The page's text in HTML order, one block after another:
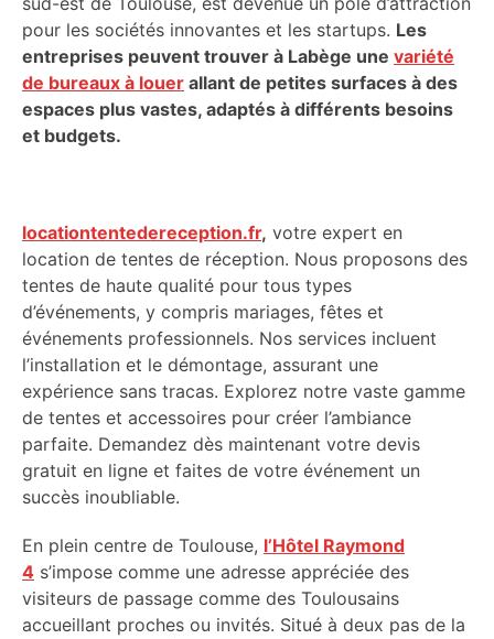
pour les sociétés innovantes et les startups. Les
entreprises peuvent trouver à Labège une variété
de bureaux à louer allant de petites surfaces à des
espaces plus vastes, adaptés à différents besoins
et budgets.
locationtentedereception.fr, votre expert en
location de tentes de réception. Nous proposons des
tentes de haute qualité pour tous types
d’événements, y compris mariages, fêtes et
événements professionnels. Nos services incluent
l’installation et le démontage, assurant une
expérience sans tracas. Explorez notre vaste gamme
de tentes et accessoires pour créer l’ambiance
parfaite. Demandez dès maintenant votre devis
gratuit en ligne et faites de votre événement un
succès inoubliable.
En plein centre de Toulouse, l’Hôtel Raymond
4 s’impose comme une adresse appréciée des
visiteurs de passage comme des Toulousains
accueillant proches ou invités. Situé à deux pas de la